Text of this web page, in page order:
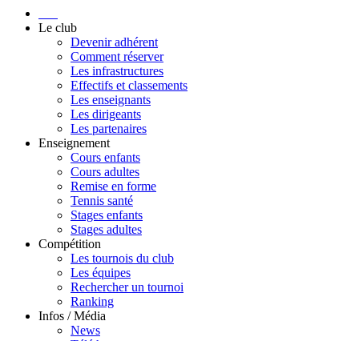
Le club
Devenir adhérent
Comment réserver
Les infrastructures
Effectifs et classements
Les enseignants
Les dirigeants
Les partenaires
Enseignement
Cours enfants
Cours adultes
Remise en forme
Tennis santé
Stages enfants
Stages adultes
Compétition
Les tournois du club
Les équipes
Rechercher un tournoi
Ranking
Infos / Média
News